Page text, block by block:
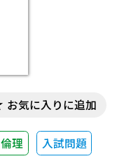
倫理 入試問題
お気に入りに追加